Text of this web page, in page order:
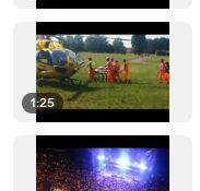
1:25